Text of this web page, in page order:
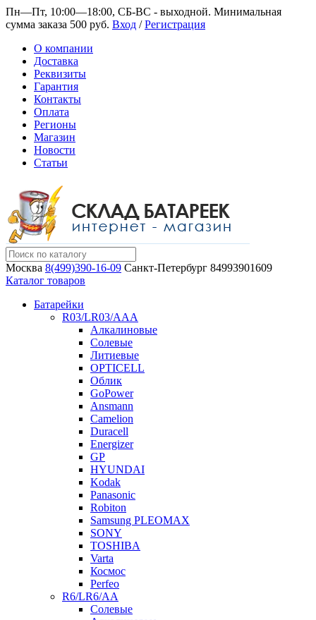
Пн—Пт, 10:00—18:00, СБ-ВС - выходной. Минимальная
сумма заказа 500 руб. Вход /Регистрация
О компании
Доставка
Реквизиты
Гарантия
Контакты
Оплата
Регионы
Магазин
Новости
Статьи
Москва 8(499)390-16-09 Санкт-Петербург 84993901609
Каталог товаров
Батарейки
R03/LR03/AAA
Алкалиновые
Солевые
Литиевые
OPTICELL
Облик
GoPower
Ansmann
Camelion
Duracell
Energizer
GP
HYUNDAI
Kodak
Panasonic
Robiton
Samsung PLEOMAX
SONY
TOSHIBA
Varta
Космос
Perfeo
R6/LR6/AA
Солевые